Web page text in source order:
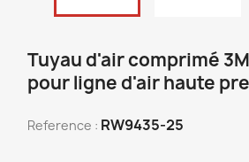
Tuyau d'air comprimé
pour ligne d'air haute
Reference : RW9435-25